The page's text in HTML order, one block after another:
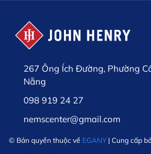
267 Ông Ích Đường, Phường
Nẵng
098 919 24 27
nemscenter@gmail.com
© Bản quyền thuộc về EGANY | Cung cấp